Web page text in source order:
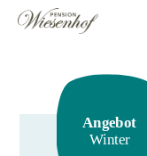
Angebot
Winter